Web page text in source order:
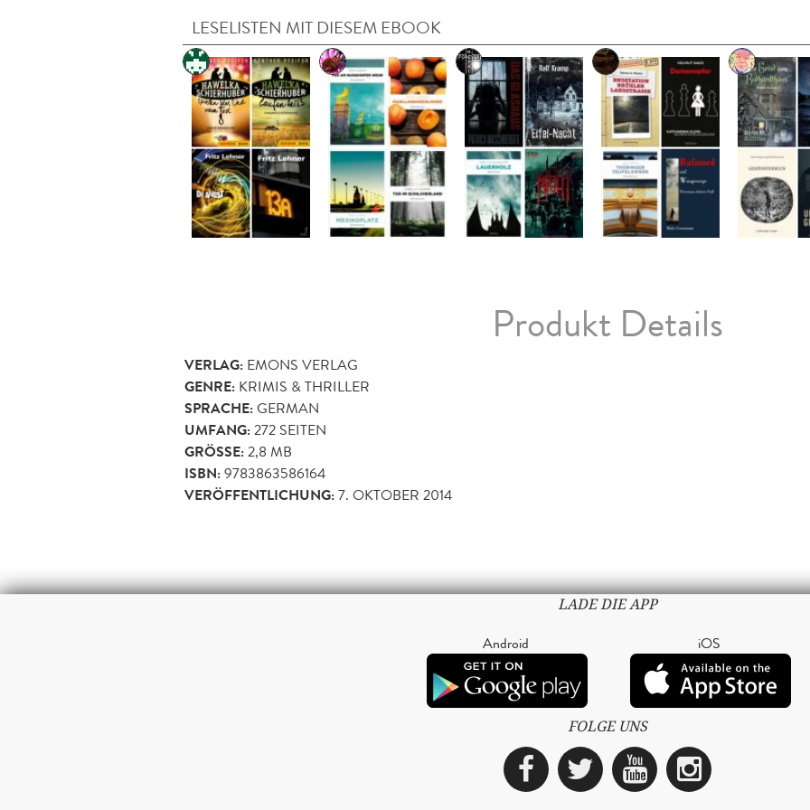
LESELISTEN MIT DIESEM EBOOK
Produkt Details
VERLAG: EMONS VERLAG
GENRE: KRIMIS & THRILLER
SPRACHE:GERMAN
UMFANG:272 SEITEN
GRÖSSE: 2,8 MB
ISBN:9783863586164
VERÖFFENTLICHUNG:7. OKTOBER 2014
LADE DIE APP
Android iOS
FOLGE UNS
Facebook
TwitterYouTube